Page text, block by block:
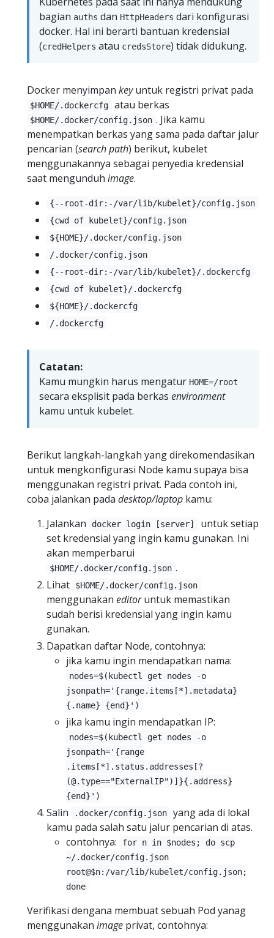
bagian auths dan HttpHeaders dari konfigurasi
docker. Hal ini berarti bantuan kredensial
(credHelpers atau credsStore) tidak didukung.
Docker menyimpan keyuntuk registri privat pada
$HOME/.dockercfg atau berkas
$HOME/.docker/config.json . Jika kamu
menempatkan berkas yang sama pada daftar jalur
pencarian (search path) berikut, kubelet
menggunakannya sebagai penyedia kredensial
saat mengunduh image.
{--root-dir:-/var/lib/kubelet}/config.json
{cwd of kubelet}/config.json
${HOME}/.docker/config.json
/.docker/config.json
{--root-dir:-/var/lib/kubelet}/.dockercfg
{cwd of kubelet}/.dockercfg
${HOME}/.dockercfg
/.dockercfg
Catatan:
Kamu mungkin harus mengatur HOME=/root
secara eksplisit pada berkas environment
kamu untuk kubelet.
Berikut langkah-langkah yang direkomendasikan
untuk mengkonfigurasi Node kamu supaya bisa
menggunakan registri privat. Pada contoh ini,
coba jalankan pada desktop/laptop kamu:
Jalankan
docker login [server]
untuk setiap
set kredensial yang ingin kamu gunakan. Ini
akan memperbarui
$HOME/.docker/config.json .
Lihat
$HOME/.docker/config.json
menggunakan editoruntuk memastikan
sudah berisi kredensial yang ingin kamu
gunakan.
Dapatkan daftar Node, contohnya:
jika kamu ingin mendapatkan nama:
nodes=$(kubectl get nodes -o
jsonpath='{range.items[*].metadata}
{.name} {end}')
jika kamu ingin mendapatkan IP:
nodes=$(kubectl get nodes -o
jsonpath='{range
.items[*].status.addresses[?
(@.type=="ExternalIP")]}{.address}
{end}')
Salin .docker/config.json
yang ada di lokal
kamu pada salah satu jalur pencarian di atas.
contohnya:
for n in $nodes; do scp
~/.docker/config.json
root@$n:/var/lib/kubelet/config.json;
done
Verifikasi dengana membuat sebuah Pod yanag
menggunakan image privat, contohnya: